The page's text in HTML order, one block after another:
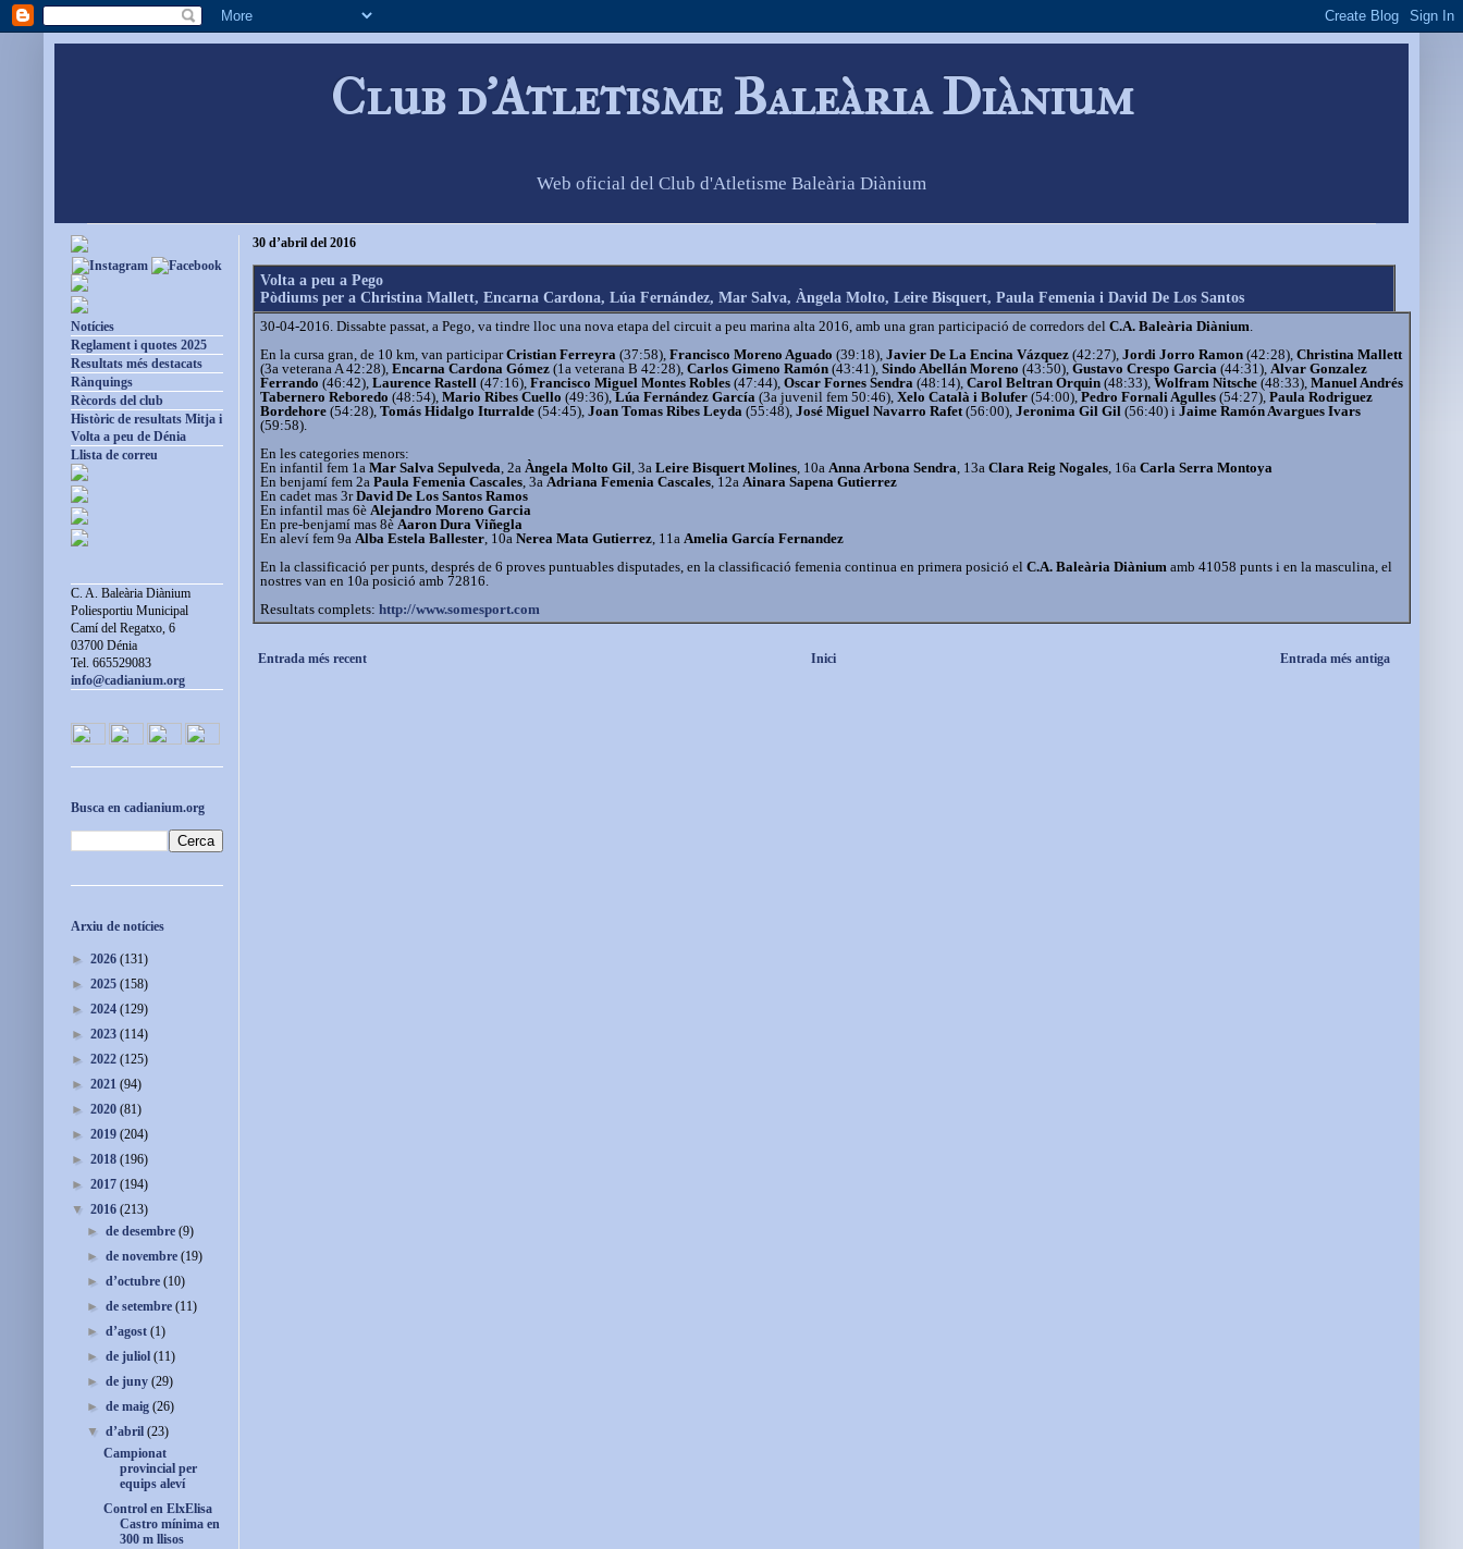
Club d'Atletisme Baleària Diànium
Web oficial del Club d'Atletisme Baleària Diànium
30 d’abril del 2016
Volta a peu a Pego
Pòdiums per a Christina Mallett, Encarna Cardona, Lúa Fernández, Mar Salva, Àngela Molto, Leire Bisquert, Paula Femenia i David De Los Santos
30-04-2016. Dissabte passat, a Pego, va tindre lloc una nova etapa del circuit a peu marina alta 2016, amb una gran participació de corredors del C.A. Baleària Diànium
En la cursa gran, de 10 km, van participarCristian Ferreyra (37:58), Francisco Moreno Aguado (39:18), Javier De La Encina Vázquez (42:27), Jordi Jorro Ramon (42:28), Christina Mallett
(3a veterana A 42:28), Encarna Cardona Gómez (1a veterana B 42:28), Carlos Gimeno Ramón (43:41), Sindo Abellán Moreno (43:50), Gustavo Crespo Garcia (44:31), Alvar Gonzalez
Ferrando (46:42), Laurence Rastell (47:16), Francisco Miguel Montes Robles (47:44), Oscar Fornes Sendra (48:14), Carol Beltran Orquin (48:33), Wolfram Nitsche(48:33), Manuel Andrés
Tabernero Reboredo (48:54), Mario Ribes Cuello (49:36),Lúa Fernández García (3a juvenil fem 50:46), Xelo Català i Bolufer (54:00),Pedro Fornali Agulles (54:27), Paula Rodriguez
Bordehore (54:28), Tomás Hidalgo Iturralde (54:45), Joan Tomas Ribes Leyda (55:48), José Miguel Navarro Rafet (56:00), Jeronima Gil Gil (56:40) i Jaime Ramón Avargues Ivars
(59:58).
En les categories menors:
En infantil fem 1a Mar Salva Sepulveda , 2a Àngela Molto Gil , 3a Leire Bisquert Molines , 10a Anna Arbona Sendra , 13a Clara Reig Nogales , 16a Carla Serra Montoya
En benjamí fem 2a Paula Femenia Cascales , 3aAdriana Femenia Cascales , 12a Ainara Sapena Gutierrez
En cadet mas 3rDavid De Los Santos Ramos
En infantil mas 6è Alejandro Moreno Garcia
En pre-benjamí mas 8è Aaron Dura Viñegla
En aleví fem 9a Alba Estela Ballester , 10a Nerea Mata Gutierrez , 11a Amelia García Fernandez
En la classificació per punts, després de 6 proves puntuables disputades, en la classificació femenia continua en primera posició el C.A. Baleària Diànium amb 41058 punts i en la masculina, el
nostres van en 10a posició amb 72816.
Resultats complets: http://www.somesport.com
Entrada més recent Entrada més antiga
Inici
Notícies
Reglament i quotes 2025
Resultats més destacats
Rànquings
Rècords del club
Històric de resultats Mitja i
Volta a peu de Dénia
Llista de correu
C. A. Baleària Diànium
Poliesportiu Municipal
Camí del Regatxo, 6
03700 Dénia
Tel. 665529083
info@cadianium.org
Busca en cadianium.org
Arxiu de notícies
► 2026 (131)
► 2025 (158)
► 2024 (129)
► 2023 (114)
► 2022 (125)
► 2021 (94)
► 2020 (81)
► 2019 (204)
► 2018 (196)
► 2017 (194)
▼ 2016 (213)
►de desembre(9)
►de novembre(19)
►d’octubre(10)
►de setembre(11)
►d’agost(1)
►de juliol(11)
►de juny(29)
►de maig(26)
▼d’abril(23)
Campionat
provincial per
equips aleví
Control en ElxElisa
Castro mínima en
300 m llisos